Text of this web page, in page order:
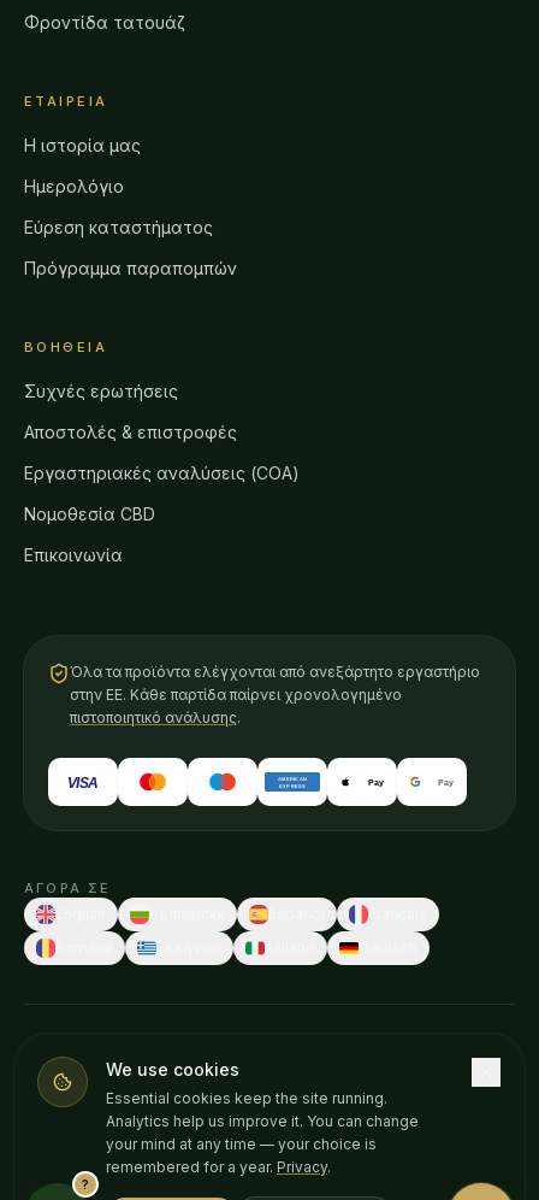
Φροντίδα τατουάζ
ΕΤΑΙΡΕΊΑ
Η ιστορία μας
Ημερολόγιο
Εύρεση καταστήματος
Πρόγραμμα παραπομπών
ΒΟΉΘΕΙΑ
Συχνές ερωτήσεις
Αποστολές & επιστροφές
Εργαστηριακές αναλύσεις (COA)
Νομοθεσία CBD
Επικοινωνία
Όλα τα προϊόντα ελέγχονται από ανεξάρτητο εργαστήριο
στην ΕΕ. Κάθε παρτίδα παίρνει χρονολογημένο
πιστοποιητικό ανάλυσης.
VISA AMERICAN
EXPRESS Pay Pay
ΑΓΌΡΑ ΣΕ
© 2026 Weedness CBD · Φτιαγμένο στην Ευρώπη με φροντίδα.
Αυτές οι δηλώσεις δεν έχουν αξιολογηθεί από καμία υγειονομική
αρχή. Τα προϊόντα μας δεν προορίζονται για διάγνωση, θεραπεία,
ίαση ή πρόληψη οποιασδήποτε ασθένειας. Συμβουλεύσου τον γιατρό
σου πριν ξεκινήσεις οποιοδήποτε νέο συμπλήρωμα. Μόνο 18+.
We use cookies
Essential cookies keep the site running.
Analytics help us improve it. You can change
your mind at any time — your choice is
remembered for a year. Privacy.
?